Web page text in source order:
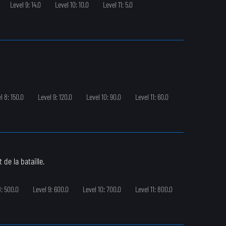
Level 9: 14.0 Level 10: 10.0
Level 11: 5.0
8: 150.0 Level 9: 120.0 Level 10: 90.0
Level 11: 60.0
la bataille.
500.0 Level 9: 600.0 Level 10: 700.0
Level 11: 800.0